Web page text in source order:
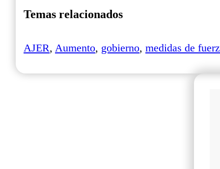
Temas relacionados
AJER, Aumento, gobierno, medidas de